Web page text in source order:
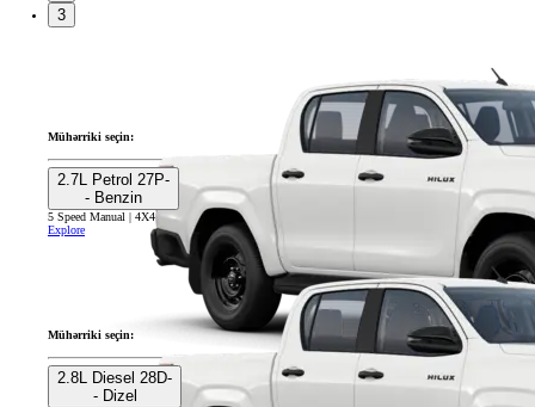
3
Mühərriki seçin:
2.7L Petrol 27P-
- Benzin
5 Speed Manual | 4X4
Explore
Mühərriki seçin:
2.8L Diesel 28D-
- Dizel